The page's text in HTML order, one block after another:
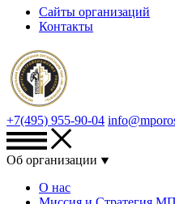
Сайты организаций
Контакты
+7(495) 955-90-04
Об организации
О нас